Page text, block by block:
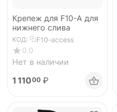
Крепеж для F10-A для
нижнего слива
КОД: F10-access
0.0
Нет в наличии
1 11000 ₽